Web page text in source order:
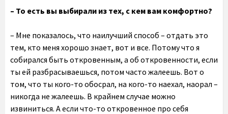
– То есть вы выбирали из тех, с кем вам комфортно?
– Мне показалось, что наилучший способ – отдать это
тем, кто меня хорошо знает, вот и все. Потому что я
собирался быть откровенным, а об откровенности, если
ты ей разбрасываешься, потом часто жалеешь. Вот о
том, что ты кого-то обосрал, на кого-то наехал, наорал –
никогда не жалеешь. В крайнем случае можно
извиниться. А если что-то откровенное про себя